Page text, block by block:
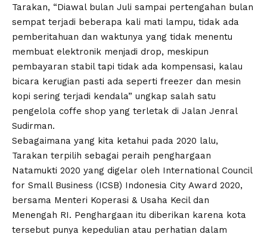
Tarakan, “Diawal bulan Juli sampai pertengahan bulan
sempat terjadi beberapa kali mati lampu, tidak ada
pemberitahuan dan waktunya yang tidak menentu
membuat elektronik menjadi drop, meskipun
pembayaran stabil tapi tidak ada kompensasi, kalau
bicara kerugian pasti ada seperti freezer dan mesin
kopi sering terjadi kendala” ungkap salah satu
pengelola coffe shop yang terletak di Jalan Jenral
Sudirman.
Sebagaimana yang kita ketahui pada 2020 lalu,
Tarakan terpilih sebagai peraih penghargaan
Natamukti 2020 yang digelar oleh International Council
for Small Business (ICSB) Indonesia City Award 2020,
bersama Menteri Koperasi & Usaha Kecil dan
Menengah RI. Penghargaan itu diberikan karena kota
tersebut punya kepedulian atau perhatian dalam